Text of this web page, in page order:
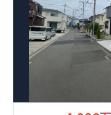
【教育施設】
せんだん保育園 約
784m（徒歩10分）​新磯
校 約2000m（徒歩25
【買い物施設】
ローソン相模原磯部店